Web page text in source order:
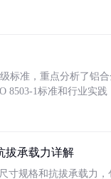
标准，重点分析了铝
8503-1标准和行业实
拔承载力详解
寸规格和抗拔承载力